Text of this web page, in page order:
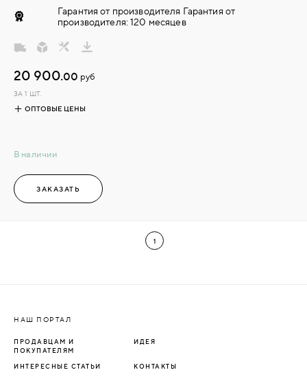
Гарантия от производителя Гарантия от
производителя: 120 месяцев
В наличии
20 900.00 руб
ЗА 1 ШТ.
ОПТОВЫЕ ЦЕНЫ
ЗАКАЗАТЬ
1
НАШ ПОРТАЛ
ПРОДАВЦАМ И
ПОКУПАТЕЛЯМ
ИДЕЯ
ИНТЕРЕСНЫЕ СТАТЬИ КОНТАКТЫ